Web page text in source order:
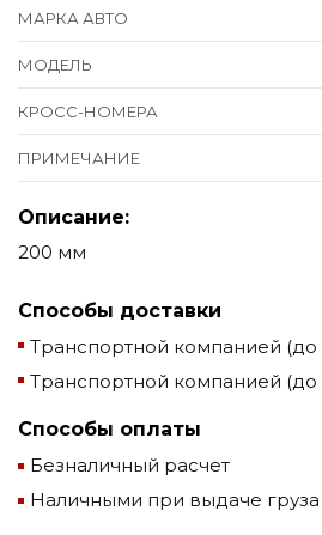
МАРКА АВТО
МОДЕЛЬ
КРОСС-НОМЕРА
ПРИМЕЧАНИЕ
Описание:
200 мм
Способы доставки
Транспортной компанией (до
Транспортной компанией (до
Способы оплаты
Безналичный расчет
Наличными при выдаче груза